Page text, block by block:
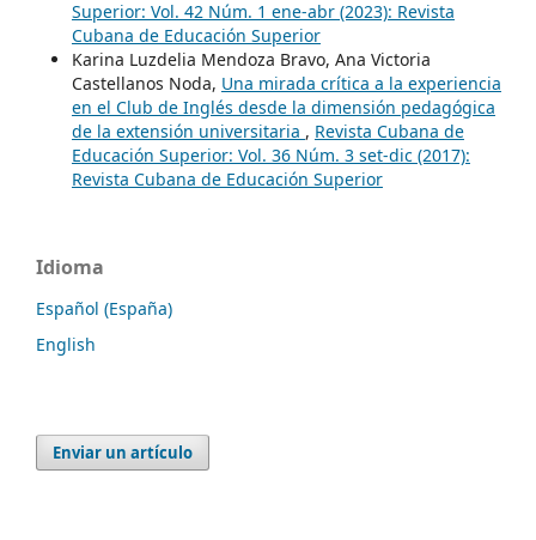
Superior: Vol. 42 Núm. 1 ene-abr (2023): Revista
Cubana de Educación Superior
Karina Luzdelia Mendoza Bravo, Ana Victoria
Castellanos Noda, Una mirada crítica a la experiencia
en el Club de Inglés desde la dimensión pedagógica
de la extensión universitaria , Revista Cubana de
Educación Superior: Vol. 36 Núm. 3 set-dic (2017):
Revista Cubana de Educación Superior
Idioma
Español (España)
English
Enviar un artículo